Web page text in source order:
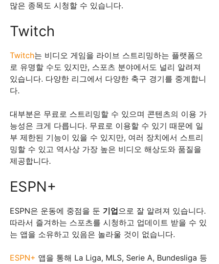
많은 종목도 시청할 수 있습니다.
Twitch
Twitch는 비디오 게임을 라이브 스트리밍하는 플랫폼으
로 유명할 수도 있지만, 스포츠 분야에서도 널리 알려져
있습니다. 다양한 리그에서 다양한 축구 경기를 중계합니
다.
대부분은 무료로 스트리밍할 수 있으며 콘텐츠의 이용 가
능성은 크게 다릅니다. 무료로 이용할 수 있기 때문에 일
부 제한된 기능이 있을 수 있지만, 여러 장치에서 스트리
밍할 수 있고 역사상 가장 높은 비디오 해상도와 품질을
제공합니다.
ESPN+
ESPN은 운동에 중점을 둔 기업으로 잘 알려져 있습니다.
따라서 즐겨하는 스포츠를 시청하고 업데이트 받을 수 있
는 앱을 소유하고 있음은 놀라울 것이 없습니다.
ESPN+ 앱을 통해 La Liga, MLS, Serie A, Bundesliga 등